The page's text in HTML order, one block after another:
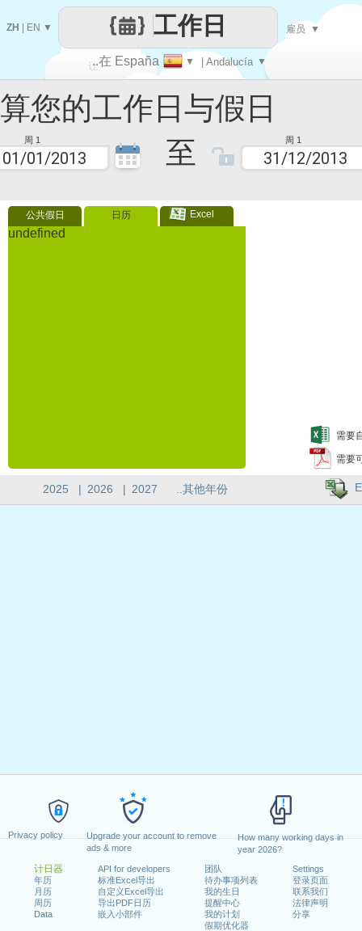
Privacy policy
Upgrade your account to remove
ads & more
How many working days in
year 2026?
计日器
年历
月历
周历
Data
API for developers
标准Excel导出
自定义Excel导出
导出PDF日历
嵌入小部件
团队
待办事项列表
我的生日
提醒中心
我的计划
假期优化器
Settings
登录页面
联系我们
法律声明
分享
工作日与假日
周 1 至 周 1
公共假日 日历 Excel
undefined
需要
需要
让
每一天
..在 España ▼ | Andalucía ▼
工作日
ZH EN ▼ 雇员 ▼
2025 | 2026 | 2027 ..其他年份